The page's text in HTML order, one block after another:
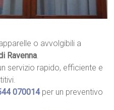
o avvolgibili a
Ravenna.
servizio rapido, efficiente e
070014per un preventivo